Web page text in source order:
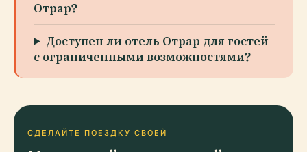
Отрар?
Доступен ли отель Отрар для гостей
с ограниченными возможностями?
СДЕЛАЙТЕ ПОЕЗДКУ СВОЕЙ